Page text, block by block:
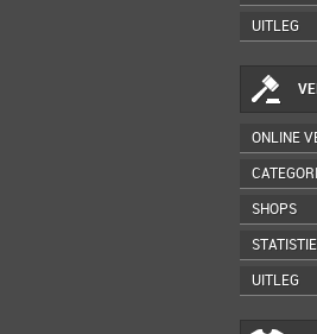
UITLEG
ONLINE
SHOPS
UITLEG